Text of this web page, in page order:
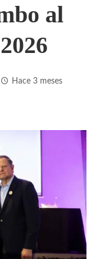
al
Hace 3 meses